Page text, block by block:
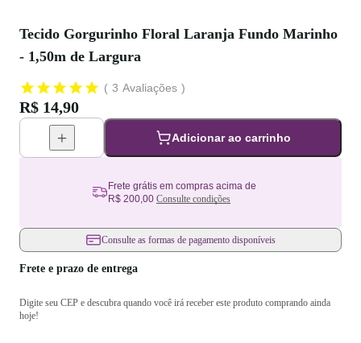
Tecido Gorgurinho Floral Laranja Fundo Marinho
- 1,50m de Largura
3 Avaliações
R$ 14,90
Adicionar ao carrinho
Frete grátis em compras acima de
R$ 200,00 Consulte condições
Consulte as formas de pagamento disponíveis
Frete e prazo de entrega
Digite seu CEP e descubra quando você irá receber este produto comprando ainda
hoje!